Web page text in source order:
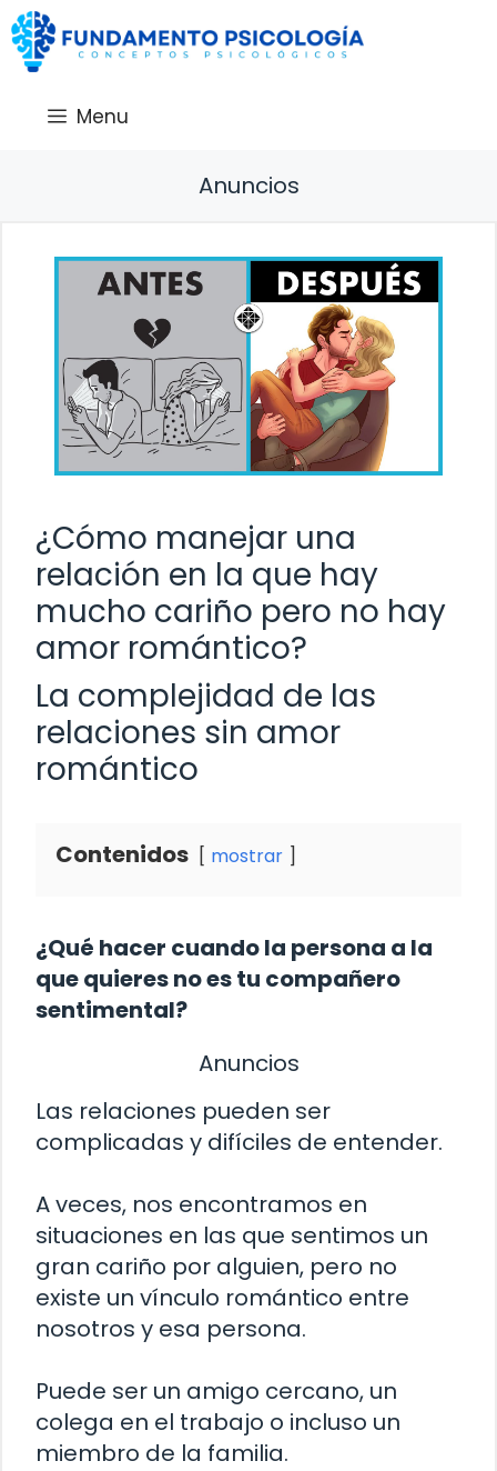
Saltar
al
contenido
Menu
Anuncios
¿Cómo manejar una
relación en la que hay
mucho cariño pero no hay
amor romántico?
La complejidad de las
relaciones sin amor
romántico
Contenidos mostrar
¿Qué hacer cuando la persona a la
que quieres no es tu compañero
sentimental?
Anuncios
Las relaciones pueden ser
complicadas y difíciles de entender.
A veces, nos encontramos en
situaciones en las que sentimos un
gran cariño por alguien, pero no
existe un vínculo romántico entre
nosotros y esa persona.
Puede ser un amigo cercano, un
colega en el trabajo o incluso un
miembro de la familia.